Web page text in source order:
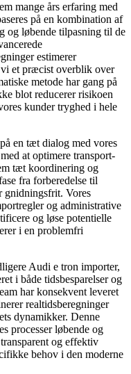
mange års erfaring med
på en kombination af
og løbende tilpasning til de
estimerer
et præcist overblik over
metode har gang på
blot reducerer risikoen
kunder tryghed i hele
en tæt dialog med vores
at optimere transport-
tæt koordinering og
fra forberedelse til
gnidningsfrit. Vores
og administrative
og løse potentielle
i en problemfri
Audi e tron importer,
i både tidsbesparelser og
har konsekvent leveret
realtidsberegninger
dynamikker. Denne
processer løbende og
og effektiv
behov i den moderne